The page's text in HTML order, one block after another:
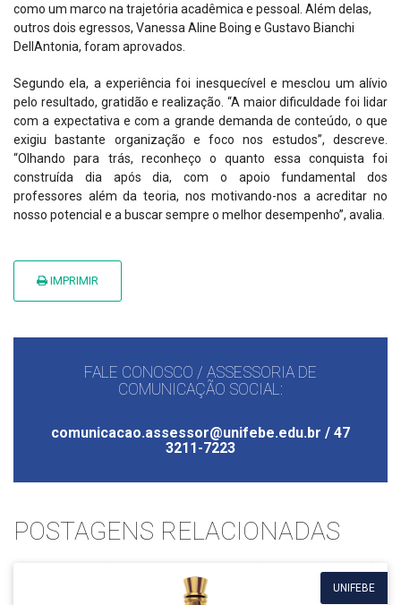
como um marco na trajetória acadêmica e pessoal. Além delas,
outros dois egressos, Vanessa Aline Boing e Gustavo Bianchi
DellAntonia, foram aprovados.
Segundo ela, a experiência foi inesquecível e mesclou um alívio
pelo resultado, gratidão e realização. “A maior dificuldade foi lidar
com a expectativa e com a grande demanda de conteúdo, o que
exigiu bastante organização e foco nos estudos”, descreve.
“Olhando para trás, reconheço o quanto essa conquista foi
construída dia após dia, com o apoio fundamental dos
professores além da teoria, nos motivando-nos a acreditar no
nosso potencial e a buscar sempre o melhor desempenho”, avalia.
IMPRIMIR
FALE CONOSCO / ASSESSORIA DE
COMUNICAÇÃO SOCIAL:
comunicacao.assessor@unifebe.edu.br / 47
3211-7223
POSTAGENS RELACIONADAS
UNIFEBE